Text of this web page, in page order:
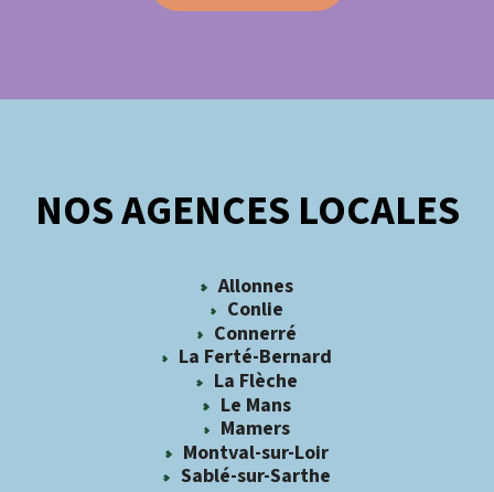
NOS AGENCES LOCALES
Allonnes
Conlie
Connerré
La Ferté-Bernard
La Flèche
Le Mans
Mamers
Montval-sur-Loir
Sablé-sur-Sarthe